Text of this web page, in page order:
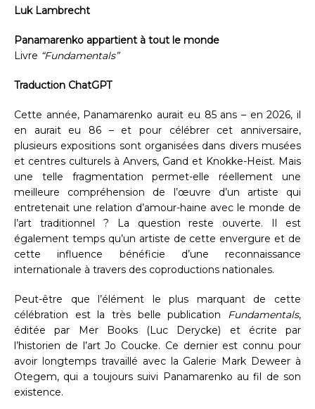
Luk Lambrecht
Panamarenko appartient à tout le monde
Livre “Fundamentals”
Traduction ChatGPT
Cette année, Panamarenko aurait eu 85 ans – en 2026, il
en aurait eu 86 – et pour célébrer cet anniversaire,
plusieurs expositions sont organisées dans divers musées
et centres culturels à Anvers, Gand et Knokke-Heist. Mais
une telle fragmentation permet-elle réellement une
meilleure compréhension de l’œuvre d’un artiste qui
entretenait une relation d’amour-haine avec le monde de
l’art traditionnel ? La question reste ouverte. Il est
également temps qu’un artiste de cette envergure et de
cette influence bénéficie d’une reconnaissance
internationale à travers des coproductions nationales.
Peut-être que l’élément le plus marquant de cette
célébration est la très belle publication Fundamentals,
éditée par Mer Books (Luc Derycke) et écrite par
l’historien de l’art Jo Coucke. Ce dernier est connu pour
avoir longtemps travaillé avec la Galerie Mark Deweer à
Otegem, qui a toujours suivi Panamarenko au fil de son
existence.